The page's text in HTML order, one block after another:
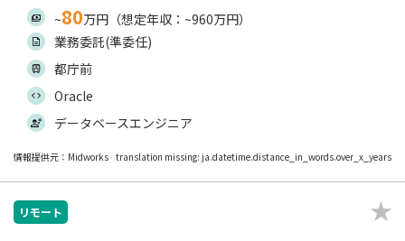
~80万円（想定年収：~960万円）
業務委託(準委任)
都庁前
Oracle
データベースエンジニア
情報提供元：Midworks translation missing: ja.datetime.distance_in_words.over_x_years
リモート